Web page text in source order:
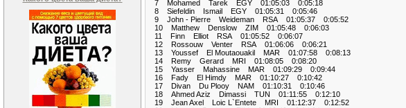
7 Mohamed Tarek EGY 01:05:03 0:05:18
8 Siefeldin Ismail EGY 01:05:31 0:05:46
9 John - Pierre Weideman RSA 01:05:37 0:05:52
10 Matthew Denslow ZIM 01:05:48 0:06:03
11 Finn Elliot RSA 01:05:52 0:06:07
12 Rossouw Venter RSA 01:06:06 0:06:21
13 Youssef El Moutaouakil MAR 01:07:58 0:08:13
14 Remy Gerard MRI 01:08:05 0:08:20
15 Yasser Mahassine MAR 01:09:29 0:09:44
16 Fady El Himdy MAR 01:10:27 0:10:42
17 Divan Du Plooy NAM 01:10:31 0:10:46
18 Ahmed Aziz Dimassi TUN 01:11:55 0:12:10
19 Jean Axel Loic L`Entete MRI 01:12:37 0:12:52